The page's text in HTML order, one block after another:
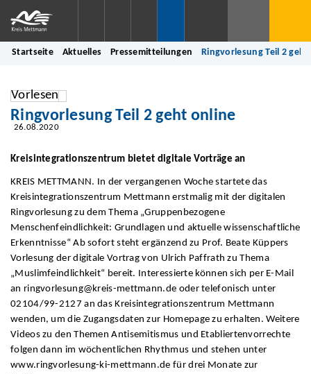
Startseite Aktuelles Pressemitteilungen Ringvorlesung Teil 2
Vorlesen
Ringvorlesung Teil 2 geht online
26.08.2020
Kreisintegrationszentrum bietet digitale Vorträge an
KREIS METTMANN. In der vergangenen Woche startete das
Kreisintegrationszentrum Mettmann erstmalig mit der digitalen
Ringvorlesung zu dem Thema „Gruppenbezogene
Menschenfeindlichkeit: Grundlagen und aktuelle wissenschaftliche
Erkenntnisse“ Ab sofort steht ergänzend zu Prof. Beate Küppers
Vorlesung der digitale Vortrag von Ulrich Paffrath zu Thema
„Muslimfeindlichkeit“ bereit. Interessierte können sich per E-Mail
an ringvorlesung@kreis-mettmann.de oder telefonisch unter
02104/99-2127 an das Kreisintegrationszentrum Mettmann
wenden, um die Zugangsdaten zur Homepage zu erhalten. Weitere
Videos zu den Themen Antisemitismus und Etabliertenvorrechte
folgen dann im wöchentlichen Rhythmus und stehen unter
www.ringvorlesung-ki-mettmann.de für drei Monate zur